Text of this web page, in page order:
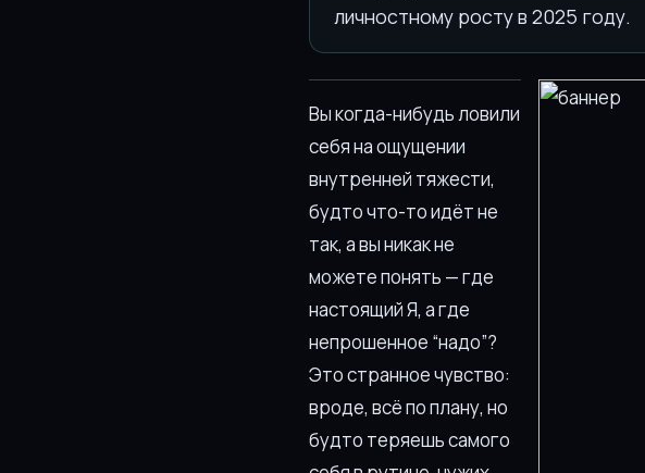
личностному росту в 2025 году.
Вы когда-нибудь ловили
себя на ощущении
внутренней тяжести,
будто что-то идёт не
так, а вы никак не
можете понять — где
настоящий Я, а где
непрошенное “надо”?
Это странное чувство:
вроде, всё по плану, но
будто теряешь самого